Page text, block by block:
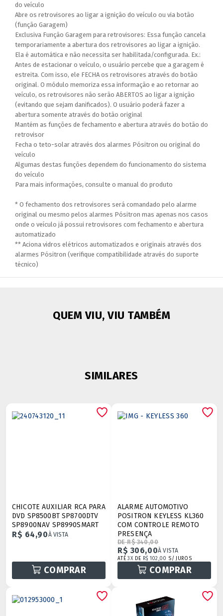
do veículo
Abre os retrovisores ao ligar a ignição do veículo ou via botão
(função Garagem)
Exclusiva Função Garagem para retrovisores: Essa função cancela
temporariamente a abertura dos retrovisores ao ligar a ignição.
Ela é automática e não necessita ser habilitada/configurada. Ex.:
Antes de estacionar o veículo, o usuário percebe que a garagem é
estreita. Com isso, ele FECHA os retrovisores através do botão
original. O módulo memoriza essa informação e ao retornar ao
veículo, os retrovisores não serão ABERTOS ao ligar a ignição
(evitando que sejam danificados). O usuário poderá fazer a
abertura somente através do botão original
Mantém as funções de fechamento e abertura através do botão do
retrovisor
Fecha o teto-solar através dos alarmes Pósitron ou original do
veículo
Algumas destas funções dependem do funcionamento do sistema
do veículo
Para mais informações, consulte o manual do produto
* O fechamento dos retrovisores será comandado pelo alarme
original ou mesmo pelos alarmes Pósitron mas apenas nos casos
onde o veículo já possui retrovisores com fechamento e abertura
automatizado
** Aciona vidros elétricos automatizados e originais através dos
alarmes Pósitron (verifique compatibilidade através do suporte
técnico)
QUEM VIU, VIU TAMBÉM
SIMILARES
CHICOTE AUXILIAR RCA PARA
DVD SP8500BT SP8700DTV
SP8900NAV SP8990SMART
R$ 64,90À VISTA
COMPRAR
ALARME AUTOMOTIVO
POSITRON KEYLESS KL360
COM CONTROLE REMOTO
PRESENÇA
DE R$ 340,00
R$ 306,00À VISTA
ATÉ3XDE R$ 102,00 S/ JUROS
COMPRAR